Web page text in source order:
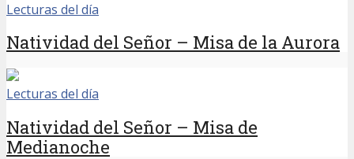
Lecturas del día
Natividad del Señor – Misa de la Aurora
Lecturas del día
Natividad del Señor – Misa de
Medianoche